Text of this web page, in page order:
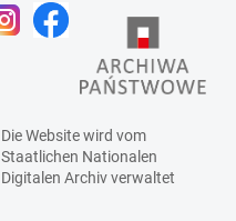
Die Website wird vom
Staatlichen Nationalen
Digitalen Archivverwaltet